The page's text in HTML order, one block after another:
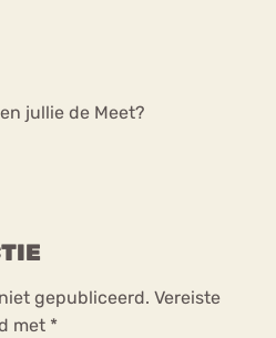
jullie de Meet?
gepubliceerd. Vereiste
met *